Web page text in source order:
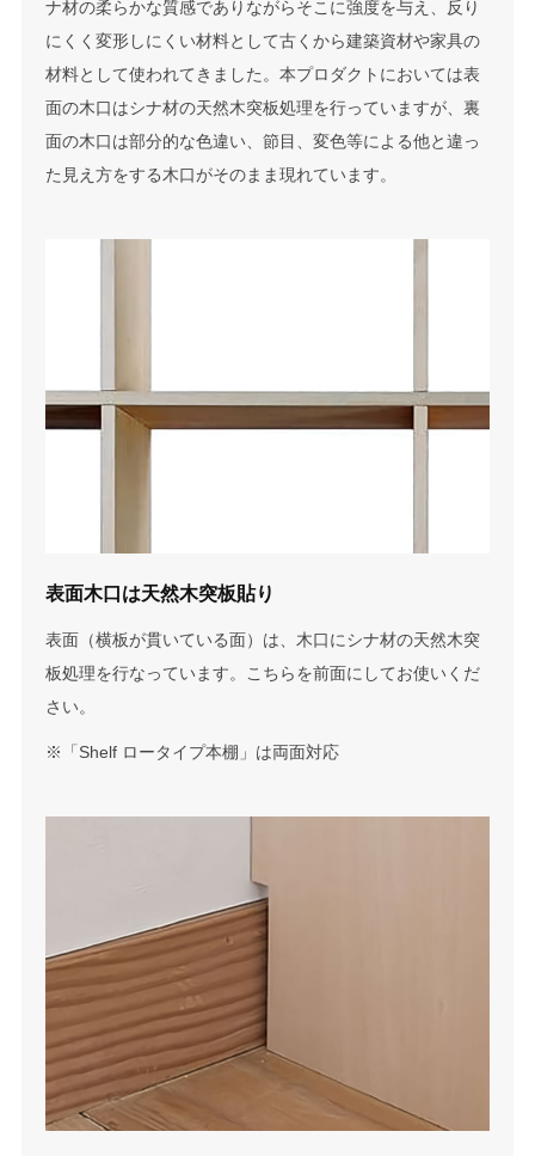
ナ材の柔らかな質感でありながらそこに強度を与え、反り
にくく変形しにくい材料として古くから建築資材や家具の
材料として使われてきました。本プロダクトにおいては表
面の木口はシナ材の天然木突板処理を行っていますが、裏
面の木口は部分的な色違い、節目、変色等による他と違っ
た見え方をする木口がそのまま現れています。
表面木口は天然木突板貼り
表面（横板が貫いている面）は、木口にシナ材の天然木突
板処理を行なっています。こちらを前面にしてお使いくだ
さい。
※「Shelf ロータイプ本棚」は両面対応